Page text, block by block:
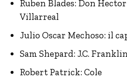
Ruben Blades: Don
Villarreal
Julio Oscar Mechoso: il
Sam Shepard: J.C. Franklin
Robert Patrick: Cole